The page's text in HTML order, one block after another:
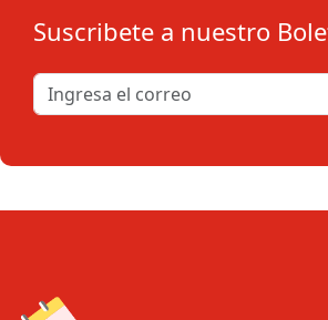
Suscribete a nuestro